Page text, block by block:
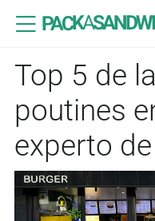
PACKA
Top 5 de
poutines
experto